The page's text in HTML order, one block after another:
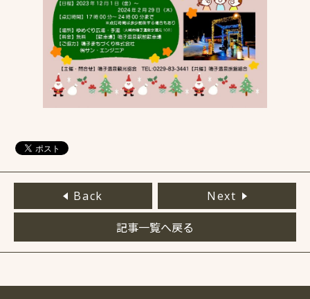
Back Next
記事一覧へ戻る